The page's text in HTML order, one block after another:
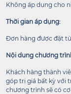
Không áp dụng cho
Thời gian áp dụng:
Đơn hàng được đặt từ
Nội dung chương
Khách hàng thành
góp trị giá bất kỳ với
chương trình sẽ có